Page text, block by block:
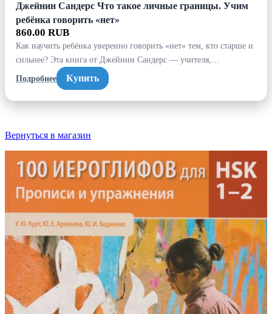
Джейнин Сандерс Что такое личные границы. Учим
ребёнка говорить «нет»
860.00 RUB
Как научить ребёнка уверенно говорить «нет» тем, кто старше и
сильнее? Эта книга от Джейнин Сандерс — учителя,…
Подробнее
Купить
Вернуться в магазин